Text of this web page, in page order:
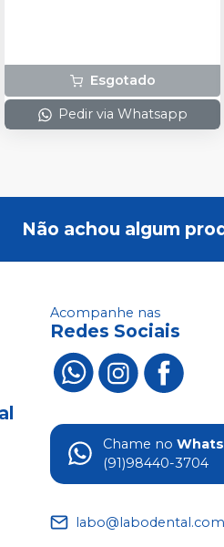
Esgotado
Pedir via Whatsapp
Não achou algum
Acompanhe nas
Redes Sociais
Chame no
(91)98440-3704